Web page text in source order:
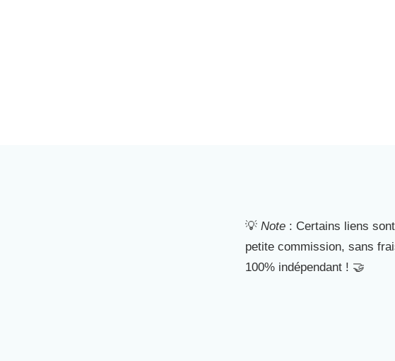
💡 Note : Certains liens
petite commission, sans
100% indépendant ! 🤝